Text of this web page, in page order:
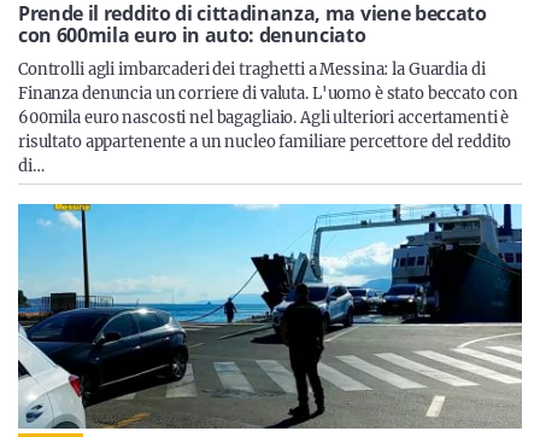
Servizi
Resta sempre aggiornato con le ultime news, iscriviti alla
nostra newsletter
Iscriviti
Prende il reddito di cittadinanza, ma viene beccato
con 600mila euro in auto: denunciato
Controlli agli imbarcaderi dei traghetti a Messina: la Guardia di
Finanza denuncia un corriere di valuta. L'uomo è stato beccato con
600mila euro nascosti nel bagagliaio. Agli ulteriori accertamenti è
risultato appartenente a un nucleo familiare percettore del reddito
di…